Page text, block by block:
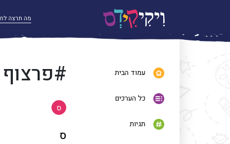
עמוד הבית
כל הערכים
תגיות
#פרצוף
ס
ס